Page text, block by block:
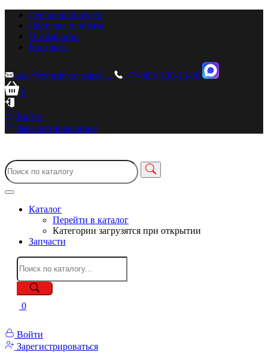
Сервисный центр
Доставка и оплата
О компании
Контакты
sale@zionstm.ru sale@...
+7 (495) 136-23-00
0
Войти
Зарегистрироваться
Каталог
Перейти в каталог
Категории загрузятся при открытии
Запчасти
0
Войти
Зарегистрироваться